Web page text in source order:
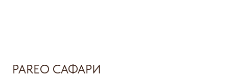
PAREO САФАРИ